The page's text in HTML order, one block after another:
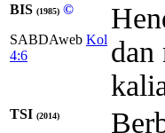
BIS (1985) ©
SABDAweb Kol
4:6
dan
TSI (2014)